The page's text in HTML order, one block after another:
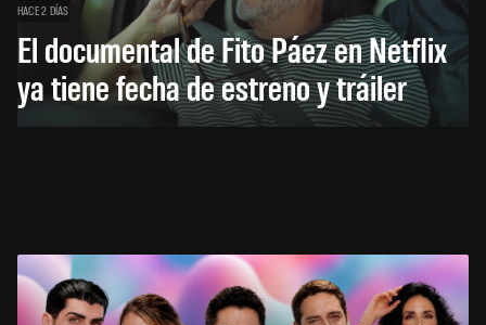
HACE 2 DÍAS
El documental de Fito Páez en Netflix
ya tiene fecha de estreno y tráiler